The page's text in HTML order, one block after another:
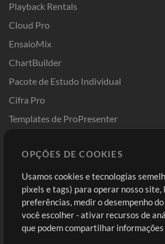
Playback Rentals
Cloud Pro
EnsaioMix
ChartBuilder
Pacote de Estudo Individual
Cifra Pro
Templates de ProPresenter
Comprar Créditos
Conteúdo Grátis
Solicite uma Música
Entre
Ir ao
OPÇÕES DE COOKIES
Usamos cookies e tecnologias
pixels e tags) para operar nosso site,
preferências, medir o desempenho
você escolher - ativar recursos de
que podem compartilhar